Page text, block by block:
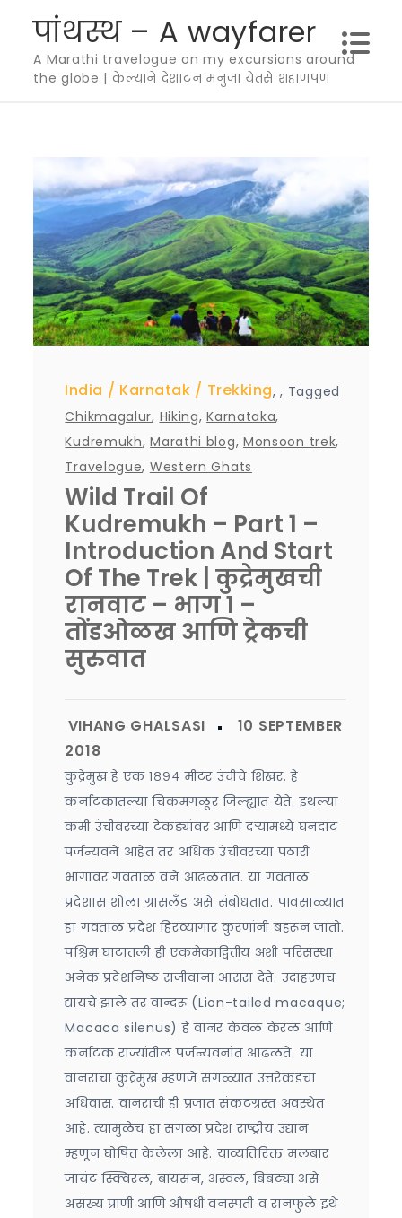
content
पांथस्थ – A wayfarer
A Marathi travelogue on my excursions around
the globe | केल्याने देशाटन मनुजा येतसे शहाणपण
India ,
Karnatak ,
Trekking
Tagged
Chikmagalur, Hiking,Karnataka,
Kudremukh,Marathi blog, Monsoon trek,
Travelogue, Western Ghats
Wild Trail Of
Kudremukh – Part 1 –
Introduction And Start
Of The Trek | कुद्रेमुखची
रानवाट – भाग १ –
तोंडओळख आणि ट्रेकची
सुरुवात
कुद्रेमुख हे एक १८९४ मीटर उंचीचे शिखर. हे
कर्नाटकातल्या चिकमगळूर जिल्ह्यात येते. इथल्या
कमी उंचीवरच्या टेकड्यांवर आणि दऱ्यांमध्ये घनदाट
पर्जन्यवने आहेत तर अधिक उंचीवरच्या पठारी
भागावर गवताळ वने आढळतात. या गवताळ
प्रदेशास शोला ग्रासलँड असे संबोधतात. पावसाळ्यात
हा गवताळ प्रदेश हिरव्यागार कुरणांनी बहरून जातो.
पश्चिम घाटातली ही एकमेकाद्वितीय अशी परिसंस्था
अनेक प्रदेशनिष्ठ सजीवांना आसरा देते. उदाहरणच
द्यायचे झाले तर वान्दरू (Lion-tailed macaque;
Macaca silenus) हे वानर केवळ केरळ आणि
कर्नाटक राज्यांतील पर्जन्यवनांत आढळते. या
वानराचा कुद्रेमुख म्हणजे सगळ्यात उत्तरेकडचा
अधिवास. वानराची ही प्रजात संकटग्रस्त अवस्थेत
आहे. त्यामुळेच हा सगळा प्रदेश राष्ट्रीय उद्यान
म्हणून घोषित केलेला आहे. याव्यतिरिक्त मलबार
जायंट स्क्विरल, बायसन, अस्वल, बिबट्या असे
असंख्य प्राणी आणि औषधी वनस्पती व रानफुले इथे